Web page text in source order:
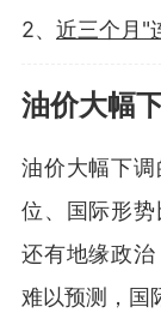
2、 近三个月"
油价大幅
油价大幅下
位、国际形势
还有地缘政治
难以预测，国